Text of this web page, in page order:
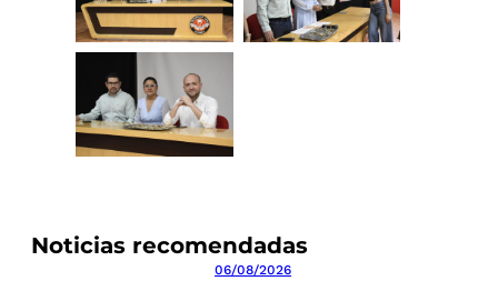
Noticias recomendadas
06/08/2026